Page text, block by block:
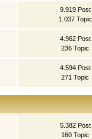
9.919 Post
1.037 Topic
4.962 Post
236 Topic
4.594 Post
271 Topic
5.382 Post
160 Topic